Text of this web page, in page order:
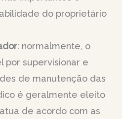
do proprietário
: normalmente, o
por supervisionar e
de manutenção das
é geralmente eleito
de acordo com as